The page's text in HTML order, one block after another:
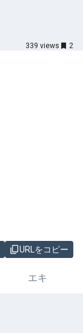
339 views 2
URLをコピー
エキ